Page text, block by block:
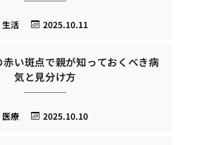
2025.10.11
生活
い斑点で親が知っておくべき病
気と見分け方
2025.10.10
医療